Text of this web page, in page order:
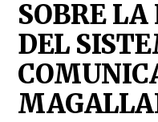
SOBRE
DEL